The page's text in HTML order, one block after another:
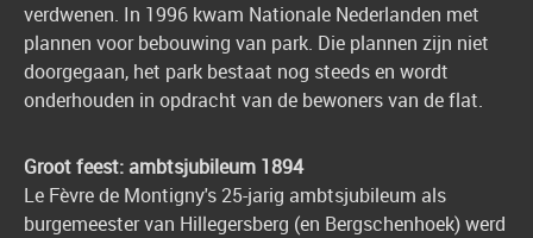
verdwenen. In 1996 kwam Nationale Nederlanden met
plannen voor bebouwing van park. Die plannen zijn niet
doorgegaan, het park bestaat nog steeds en wordt
onderhouden in opdracht van de bewoners van de flat.
Groot feest: ambtsjubileum 1894
Le Fèvre de Montigny's 25-jarig ambtsjubileum als
burgemeester van Hillegersberg (en Bergschenhoek) werd